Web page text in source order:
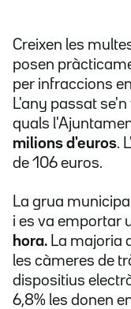
Creixen les
posen
per infraccions
L'any passat
quals
milions d'euros.
de 106 euros.
La grua
i es va emportar
hora. La majoria
les càmeres de
dispositius
6,8% les donen